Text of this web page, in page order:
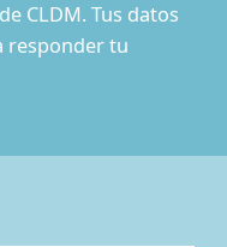
CLDM. Tus datos
responder tu